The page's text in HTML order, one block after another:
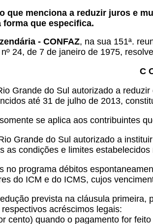
que menciona a reduzir juros e
forma que especifica.
- CONFAZ, na sua 151ª.
24, de 7 de janeiro de 1975,
C
Grande do Sul autorizado a
até 31 de julho de 2013,
somente se aplica aos contribuintes
Grande do Sul autorizado a
as condições e limites estabelecidos
no programa débitos
do ICM e do ICMS, cujos
prevista na cláusula
acréscimos legais:
cento) quando o pagamento for